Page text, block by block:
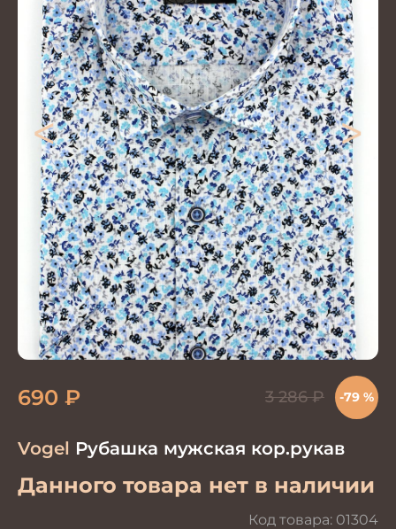
< >
Vogel Рубашка мужская кор.рукав
Данного товара нет в наличии
Код товара: 01304
690 ₽ 3 286₽ -79 %